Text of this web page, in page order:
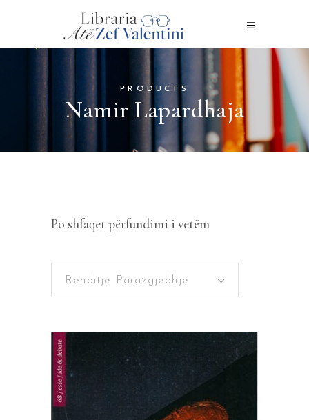
PRODUCTS
Namir Lapardhaja
Po shfaqet përfundimi i vetëm
Renditje Parazgjedhje